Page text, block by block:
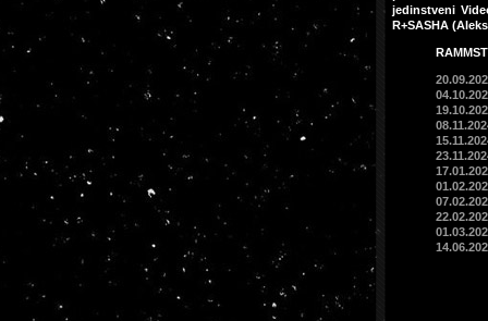
jedinstveni
R+SASHA